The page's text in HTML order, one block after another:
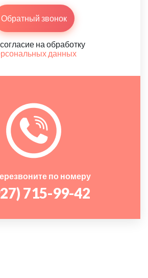
Обратный звонок
на обработку
данных
по номеру
715-99-42